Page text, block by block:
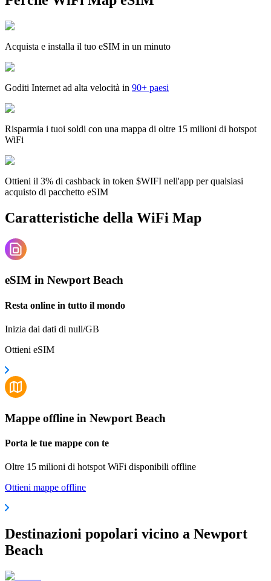
Acquista e installa il tuo eSIM in un minuto
Goditi Internet ad alta velocità in 90+ paesi
Risparmia i tuoi soldi con una mappa di oltre 15 milioni di hotspot
WiFi
Ottieni il 3% di cashback in token $WIFI nell'app per qualsiasi
acquisto di pacchetto eSIM
Caratteristiche della WiFi Map
eSIM in Newport Beach
Resta online in tutto il mondo
Inizia dai dati di null/GB
Ottieni eSIM
Mappe offline in Newport Beach
Porta le tue mappe con te
Oltre 15 milioni di hotspot WiFi disponibili offline
Ottieni mappe offline
Destinazioni popolari vicino a Newport
Beach